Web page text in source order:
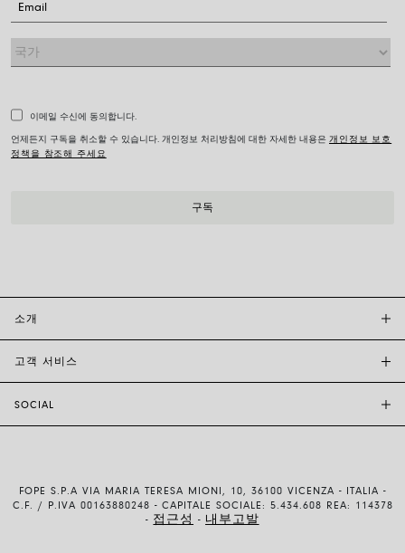
이메일 수신에 동의합니다.
언제든지 구독을 취소할 수 있습니다. 개인정보 처리방침에 대한 자세한 내용은 개인정보 보호
정책을 참조해 주세요
소개
고객 서비스
배송 및 반품
SOCIAL
YOUTUBE
FOPE S.P.A VIA MARIA TERESA MIONI, 10, 36100 VICENZA - ITALIA -
C.F. / P.IVA 00163880248 - CAPITALE SOCIALE: 5.434.608 REA: 114378
- 접근성 - 내부고발